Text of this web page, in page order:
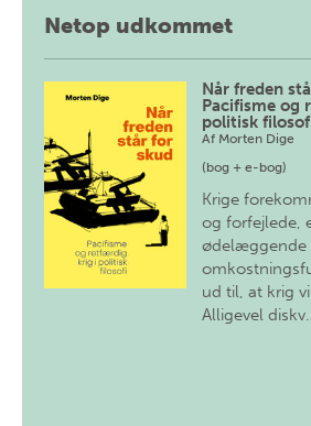
Netop udkommet
Når freden
Pacifisme og
politisk
Af Morten Dige
(bog + e-bog)
Krige
og forfejlede,
ødelæggende
ud til, at krig
Alligevel